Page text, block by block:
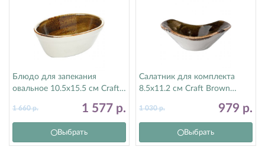
Блюдо для запекания
овальное 10.5х15.5 см Craft
11320400
1 577 р.
1 660р.
Выбрать
Салатник для комплекта
8.5х11.2 см Craft Brown
979 р.
1 030р.
Выбрать